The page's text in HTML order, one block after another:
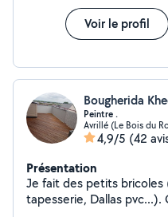
Voir le profil
Bougherida
Peintre .
Avrillé (Le Bois du
4,9/5 (42
Présentation
Je fait des petits
tapesserie, Dallas